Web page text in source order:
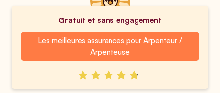
Gratuit et sans engagement
Les meilleures assurances pour Arpenteur /
Arpenteuse